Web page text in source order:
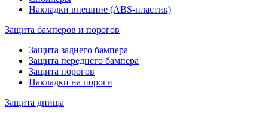
Накладки внешние (ABS-пластик)
Защита бамперов и порогов
Защита заднего бампера
Защита переднего бампера
Защита порогов
Накладки на пороги
Защита днища